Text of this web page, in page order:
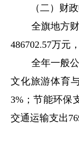
（二）财
全旗地方
486702.57万元 ，
全年一般
文化旅游体育
3%； 节能环保
交通运输支出